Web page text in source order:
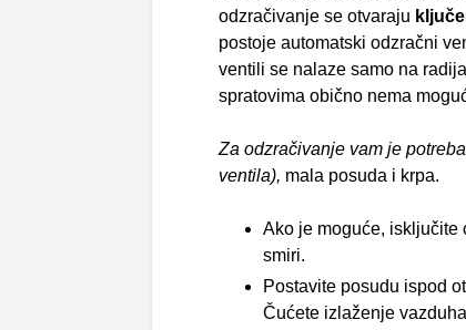
odzračivanje se otvaraju
postoje automatski odzračni
ventili se nalaze samo na
spratovima obično nema
Za odzračivanje vam je
ventila), mala posuda i krpa.
Ako je moguće, isključite
smiri.
Postavite posudu ispod
Čućete izlaženje